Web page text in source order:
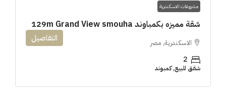
مشروعات الاسكندرية
شقة مميزه بكمباوند 129m Grand View smouha
الاسكندرية, مصر
2
شقق للبيع, كمبوند
التفاصيل